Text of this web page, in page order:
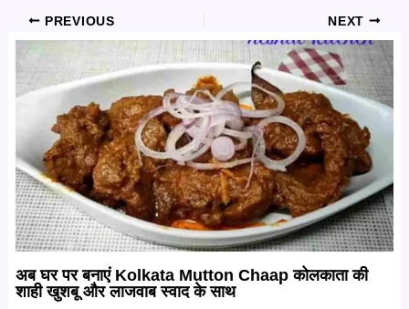
PREVIOUS NEXT
अब घर पर बनाएं Kolkata Mutton Chaap कोलकाता की
शाही खुशबू और लाजवाब स्वाद के साथ